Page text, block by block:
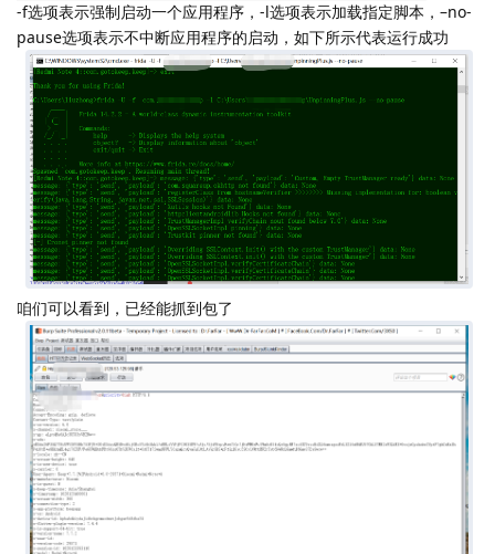
-f选项表示强制启动一个应用程序，-l选项表示加载指定脚本，–no-
pause选项表示不中断应用程序的启动，如下所示代表运行成功
咱们可以看到，已经能抓到包了